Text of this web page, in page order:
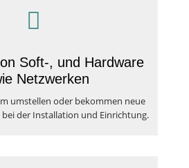

Soft-, und Hardware
Netzwerken
umstellen oder bekommen neue
bei der Installation und Einrichtung.